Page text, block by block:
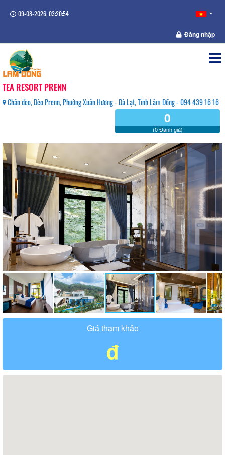
09-08-2026, 03:20:54
Đăng nhập
TEA RESORT PRENN
Chân đèo, Đèo Prenn, Phường Xuân Hương - Đà Lạt, Tỉnh Lâm Đồng - 094 439 16 16
0
(0 Đánh giá)
Giá tham khảo
đ